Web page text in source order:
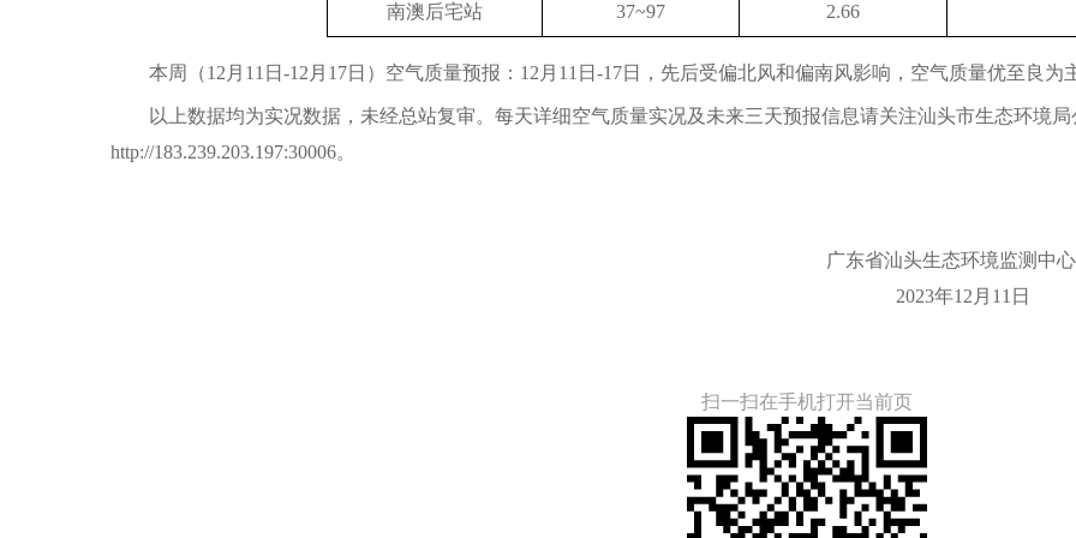
南澳后宅站 37~97 2.66
本周（12月11日-12月17日）空气质量预报：12月11日-17日，先后受偏北风和偏南风影响，空气质量优至良
以上数据均为实况数据，未经总站复审。每天详细空气质量实况及未来三天预报信息请关注汕头市生态环境
http://183.239.203.197:30006。
广东省汕头生态环境监测中心
2023年12月11日
扫一扫在手机打开当前页